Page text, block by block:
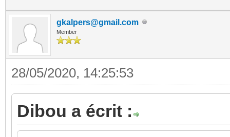
gkalpers@gmail.com
Member
28/05/2020, 14:25:53
Dibou a écrit :